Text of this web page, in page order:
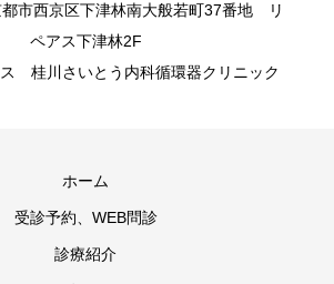
市西京区下津林南大般若町37番地 リ
ペアス下津林2F
桂川さいとう内科循環器クリニック
ホーム
受診予約、WEB問診
診療紹介